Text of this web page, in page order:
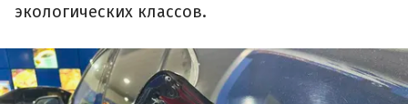
экологических классов.